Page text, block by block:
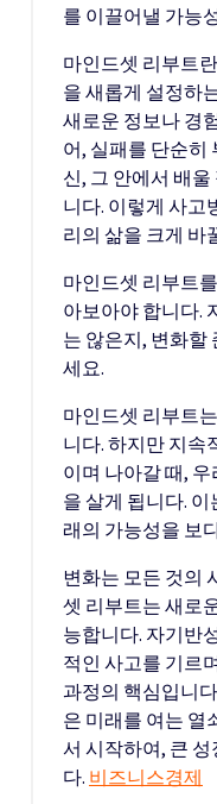
를 이끌어낼 가능
마인드셋 리부트
을 새롭게 설정하
새로운 정보나 경
어, 실패를 단순히
신, 그 안에서 배
니다. 이렇게 사고
리의 삶을 크게 바
마인드셋 리부트
아보아야 합니다.
는 않은지, 변화할
세요.
마인드셋 리부트
니다. 하지만 지속
이며 나아갈 때,
을 살게 됩니다.
래의 가능성을 보
변화는 모든 것의
셋 리부트는 새로
능합니다. 자기반
적인 사고를 기르
과정의 핵심입니
은 미래를 여는 열
서 시작하여, 큰
다. 비즈니스경제